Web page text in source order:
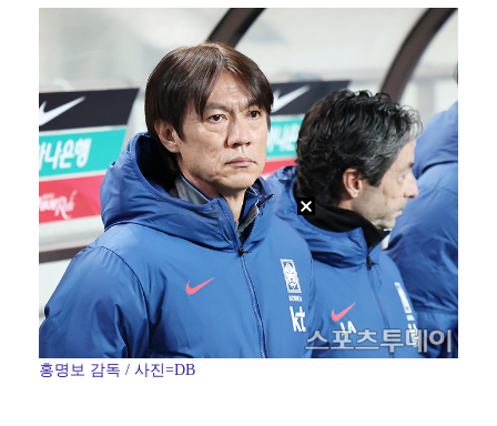
에스파 고척돔 공연에 반가운 얼굴…아이들 미연·트와이스…
맨시티 마레스카 감독 "이강인은 훌륭한 선수…아틀레티코…
홍명보 감독 / 사진=DB